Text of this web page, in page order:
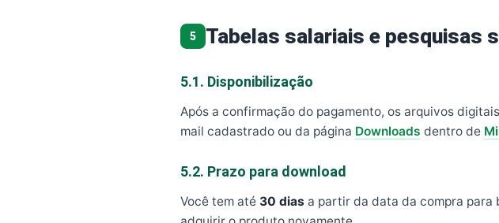
5 Tabelas salariais e pesquisas
5.1. Disponibilização
Após a confirmação do pagamento, os arquivos
mail cadastrado ou da página Downloads dentro de
5.2. Prazo para download
Você tem até 30 dias a partir da data da compra para